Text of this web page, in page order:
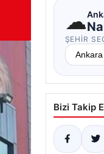
☁
ŞEHIR
Bizi Takip